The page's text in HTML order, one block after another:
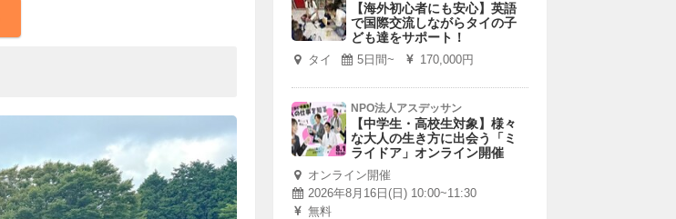
【海外初心者にも安心】英語
で国際交流しながらタイの子
ども達をサポート！
タイ 5日間~ 170,000円
NPO法人アスデッサン
【中学生・高校生対象】様々
な大人の生き方に出会う「ミ
ライドア」オンライン開催
オンライン開催
2026年8月16日(日) 10:00~11:30
無料